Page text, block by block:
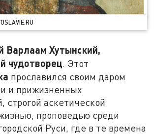
Варлаам Хутынский,
чудотворец. Этот
прославился своим даром
и прижизненных
строгой аскетической
проповедью среди
Руси, где в те времена